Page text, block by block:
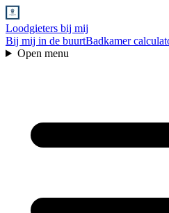
Loodgieters bij mij
Bij mij in de buurtBadkamer
Open menu